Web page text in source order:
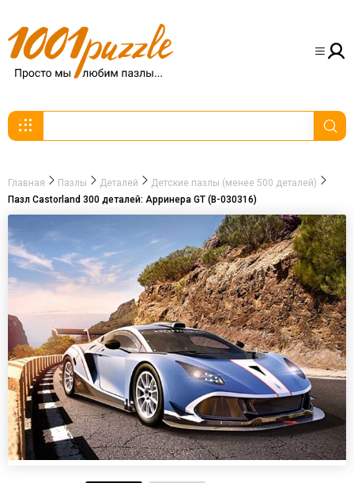
Главная Пазлы Деталей
Детские пазлы (менее 500 деталей)
Пазл Castorland 300 деталей: Арринера GT (В-030316)